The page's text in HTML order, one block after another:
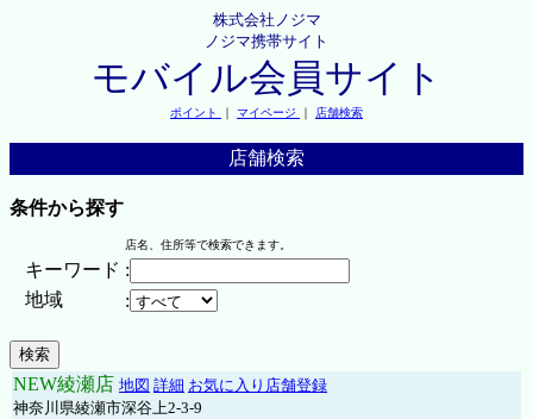
株式会社ノジマ
ノジマ携帯サイト
モバイル会員サイト
ポイント ｜ マイページ ｜ 店舗検索
店舗検索
条件から探す
店名、住所等で検索できます。
キーワード :
地域
:
NEW綾瀬店 地図 詳細 お気に入り店舗登録
神奈川県綾瀬市深谷上2-3-9